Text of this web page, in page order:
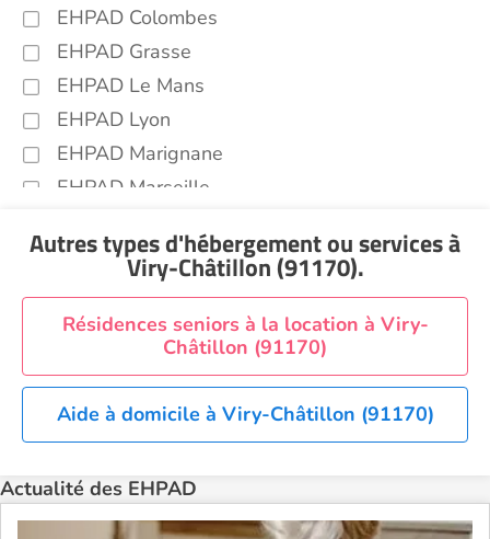
EHPAD Colombes
EHPAD Grasse
EHPAD Le Mans
EHPAD Lyon
EHPAD Marignane
EHPAD Marseille
EHPAD Nantes
EHPAD Nice
EHPAD Paris
EHPAD Royan
EHPAD Saint-Etienne
EHPAD Toulouse
EHPAD Troyes
Recherche par ville
Autres types d'hébergement ou servicesà
Viry-Châtillon (91170).
Résidences seniors à la location à Viry-
Châtillon (91170)
Aide à domicile à Viry-Châtillon (91170)
Actualité des EHPAD